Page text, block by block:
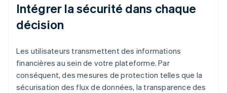
Intégrer la sécurité dans chaque
décision
Les utilisateurs transmettent des informations
financières au sein de votre plateforme. Par
conséquent, des mesures de protection telles que la
sécurisation des flux de données, la transparence des